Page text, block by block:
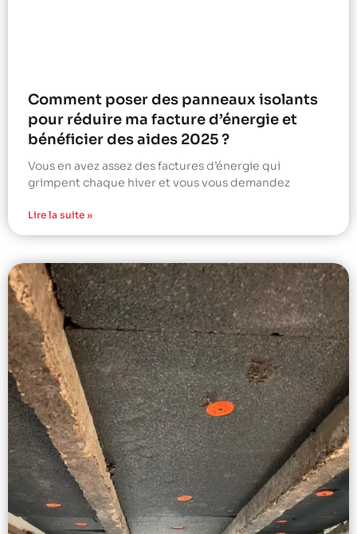
Comment poser des panneaux isolants
pour réduire ma facture d’énergie et
bénéficier des aides 2025 ?
Vous en avez assez des factures d’énergie qui
grimpent chaque hiver et vous vous demandez
Lire la suite »